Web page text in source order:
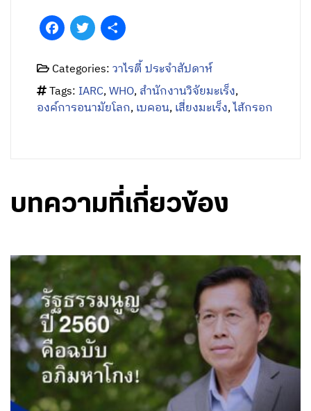
FacebookTwitter
Categories:วาไรตี้ ประจำสัปดาห์
Tags: IARC,WHO,สำนักงานวิจัยมะเร็ง,
องค์การอนามัยโลก,เบคอน,เสี่ยงมะเร็ง,ไส้กรอก
บทความที่เกี่ยวข้อง